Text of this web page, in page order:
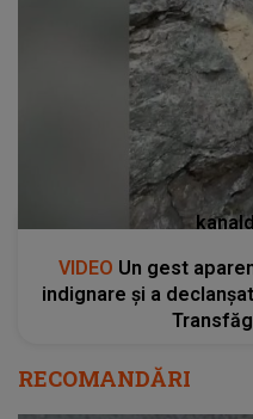
VIDEO Un gest
indignare și a
RECOMANDĂRI